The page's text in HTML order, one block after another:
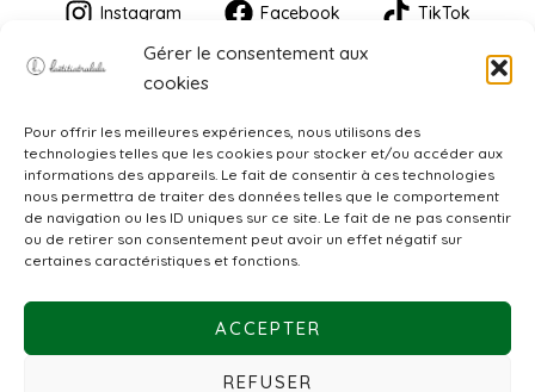
Gérer le consentement aux
cookies
Pour offrir les meilleures expériences, nous utilisons des
technologies telles que les cookies pour stocker et/ou accéder aux
informations des appareils. Le fait de consentir à ces technologies
nous permettra de traiter des données telles que le comportement
de navigation ou les ID uniques sur ce site. Le fait de ne pas consentir
ou de retirer son consentement peut avoir un effet négatif sur
certaines caractéristiques et fonctions.
ACCEPTER
REFUSER
Instagram Facebook TikTok
CGV
Politique de confidentialité